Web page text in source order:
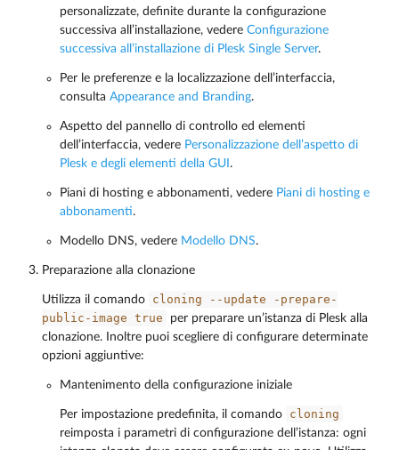
personalizzate, definite durante la configurazione
successiva all’installazione, vedere Configurazione
successiva all’installazione di Plesk Single Server.
Per le preferenze e la localizzazione dell’interfaccia,
consulta Appearance and Branding.
Aspetto del pannello di controllo ed elementi
dell’interfaccia, vedere Personalizzazione dell’aspetto di
Plesk e degli elementi della GUI .
Piani di hosting e abbonamenti, vedere Piani di hosting e
abbonamenti.
Modello DNS, vedere Modello DNS.
Preparazione alla clonazione
Utilizza il comando cloning --update
-prepare-
public-image true
per preparare un’istanza di Plesk alla
clonazione. Inoltre puoi scegliere di configurare determinate
opzioni aggiuntive:
Mantenimento della configurazione iniziale
Per impostazione predefinita, il comando cloning
reimposta i parametri di configurazione dell’istanza: ogni